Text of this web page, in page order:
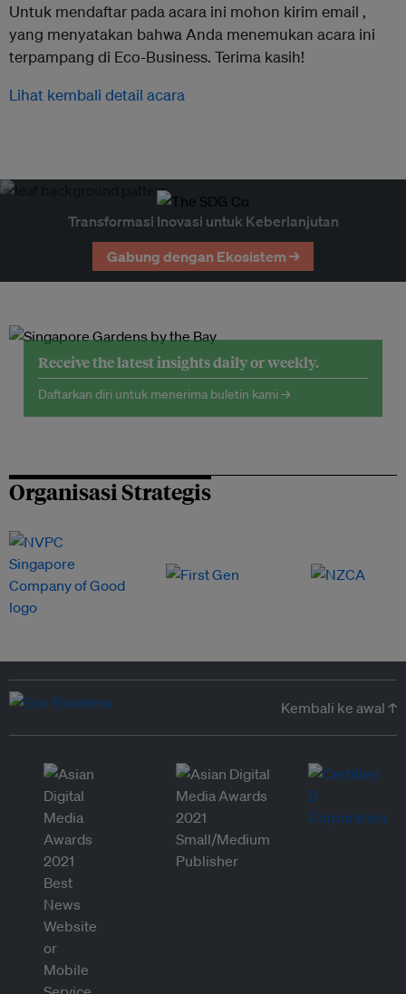
Untuk mendaftar pada acara ini mohon kirim email ,
yang menyatakan bahwa Anda menemukan acara ini
terpampang di Eco-Business. Terima kasih!
Lihat kembali detail acara
Transformasi Inovasi untuk Keberlanjutan
Gabung dengan Ekosistem →
Receive the latest insights daily or weekly.
Daftarkan diri untuk menerima buletin kami →
Organisasi Strategis
Kembali ke awal ↑